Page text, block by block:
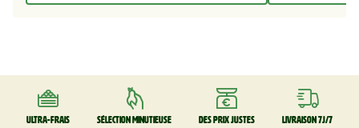
Ultra-frais Sélection minutieuse Des prix justes Livraison 7J/7